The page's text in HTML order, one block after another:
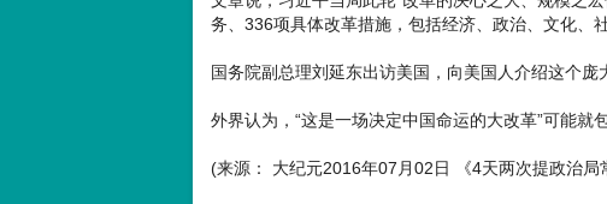
务、336项具体改革措施，包括经济、政治、文化、
国务院副总理刘延东出访美国，向美国人介绍这个庞
外界认为，“这是一场决定中国命运的大改革”可能就
(来源： 大纪元2016年07月02日 《4天两次提政治局